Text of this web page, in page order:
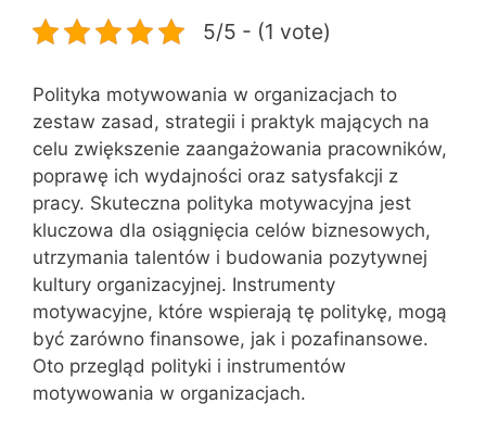
5/5 - (1 vote)
Polityka motywowania w organizacjach to
zestaw zasad, strategii i praktyk mających na
celu zwiększenie zaangażowania pracowników,
poprawę ich wydajności oraz satysfakcji z
pracy. Skuteczna polityka motywacyjna jest
kluczowa dla osiągnięcia celów biznesowych,
utrzymania talentów i budowania pozytywnej
kultury organizacyjnej. Instrumenty
motywacyjne, które wspierają tę politykę, mogą
być zarówno finansowe, jak i pozafinansowe.
Oto przegląd polityki i instrumentów
motywowania w organizacjach.